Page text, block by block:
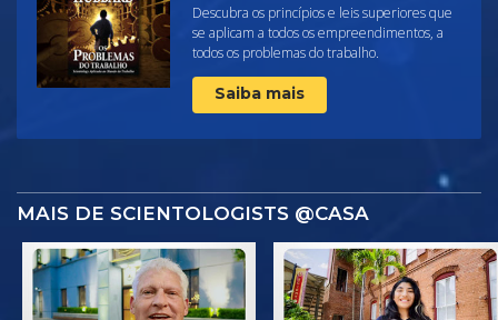
Descubra os princípios e leis superiores que
se aplicam a todos os empreendimentos, a
todos os problemas do trabalho.
Saiba mais
MAIS DE SCIENTOLOGISTS @CASA